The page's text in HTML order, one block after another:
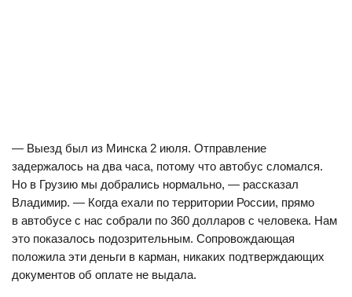
— Выезд был из Минска 2 июля. Отправление
задержалось на два часа, потому что автобус сломался.
Но в Грузию мы добрались нормально, — рассказал
Владимир. — Когда ехали по территории России, прямо
в автобусе с нас собрали по 360 долларов с человека. Нам
это показалось подозрительным. Сопровождающая
положила эти деньги в карман, никаких подтверждающих
документов об оплате не выдала.